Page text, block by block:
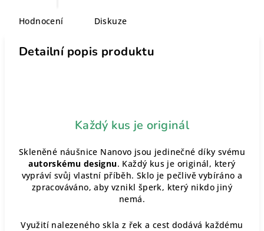
Hodnocení Diskuze
Detailní popis produktu
Každý kus je originál
Skleněné náušnice Nanovo jsou jedinečné díky svému
autorskému designu. Každý kus je originál, který
vypráví svůj vlastní příběh. Sklo je pečlivě vybíráno a
zpracováváno, aby vznikl šperk, který nikdo jiný
nemá.
Využití nalezeného skla z řek a cest dodává každému